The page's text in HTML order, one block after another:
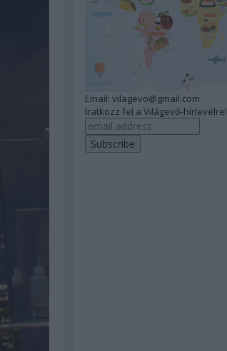
Email: vilagevo@gmail.com
Iratkozz fel a Világevő-hírlevélre!